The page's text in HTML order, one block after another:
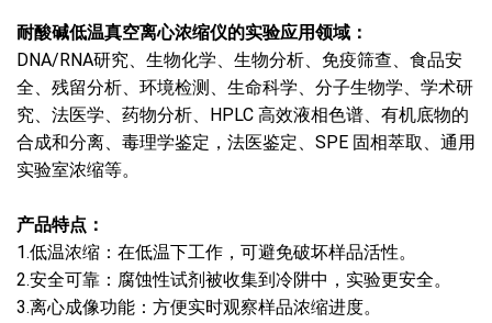
耐酸碱低温真空离心浓缩仪的实验应用领域：
DNA/RNA研究、生物化学、生物分析、免疫筛查、食品安
全、残留分析、环境检测、生命科学、分子生物学、学术研
究、法医学、药物分析、HPLC 高效液相色谱、有机底物的
合成和分离、毒理学鉴定，法医鉴定、SPE 固相萃取、通用
实验室浓缩等。
产品特点：
1.低温浓缩：在低温下工作，可避免破坏样品活性。
2.安全可靠：腐蚀性试剂被收集到冷阱中，实验更安全。
3.离心成像功能：方便实时观察样品浓缩进度。